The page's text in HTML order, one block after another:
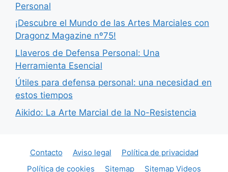
Personal
¡Descubre el Mundo de las Artes Marciales con
Dragonz Magazine nº75!
Llaveros de Defensa Personal: Una
Herramienta Esencial
Útiles para defensa personal: una necesidad en
estos tiempos
Aikido: La Arte Marcial de la No-Resistencia
Contacto Aviso legal
Política de privacidad
Política de cookies
Sitemap Sitemap Videos